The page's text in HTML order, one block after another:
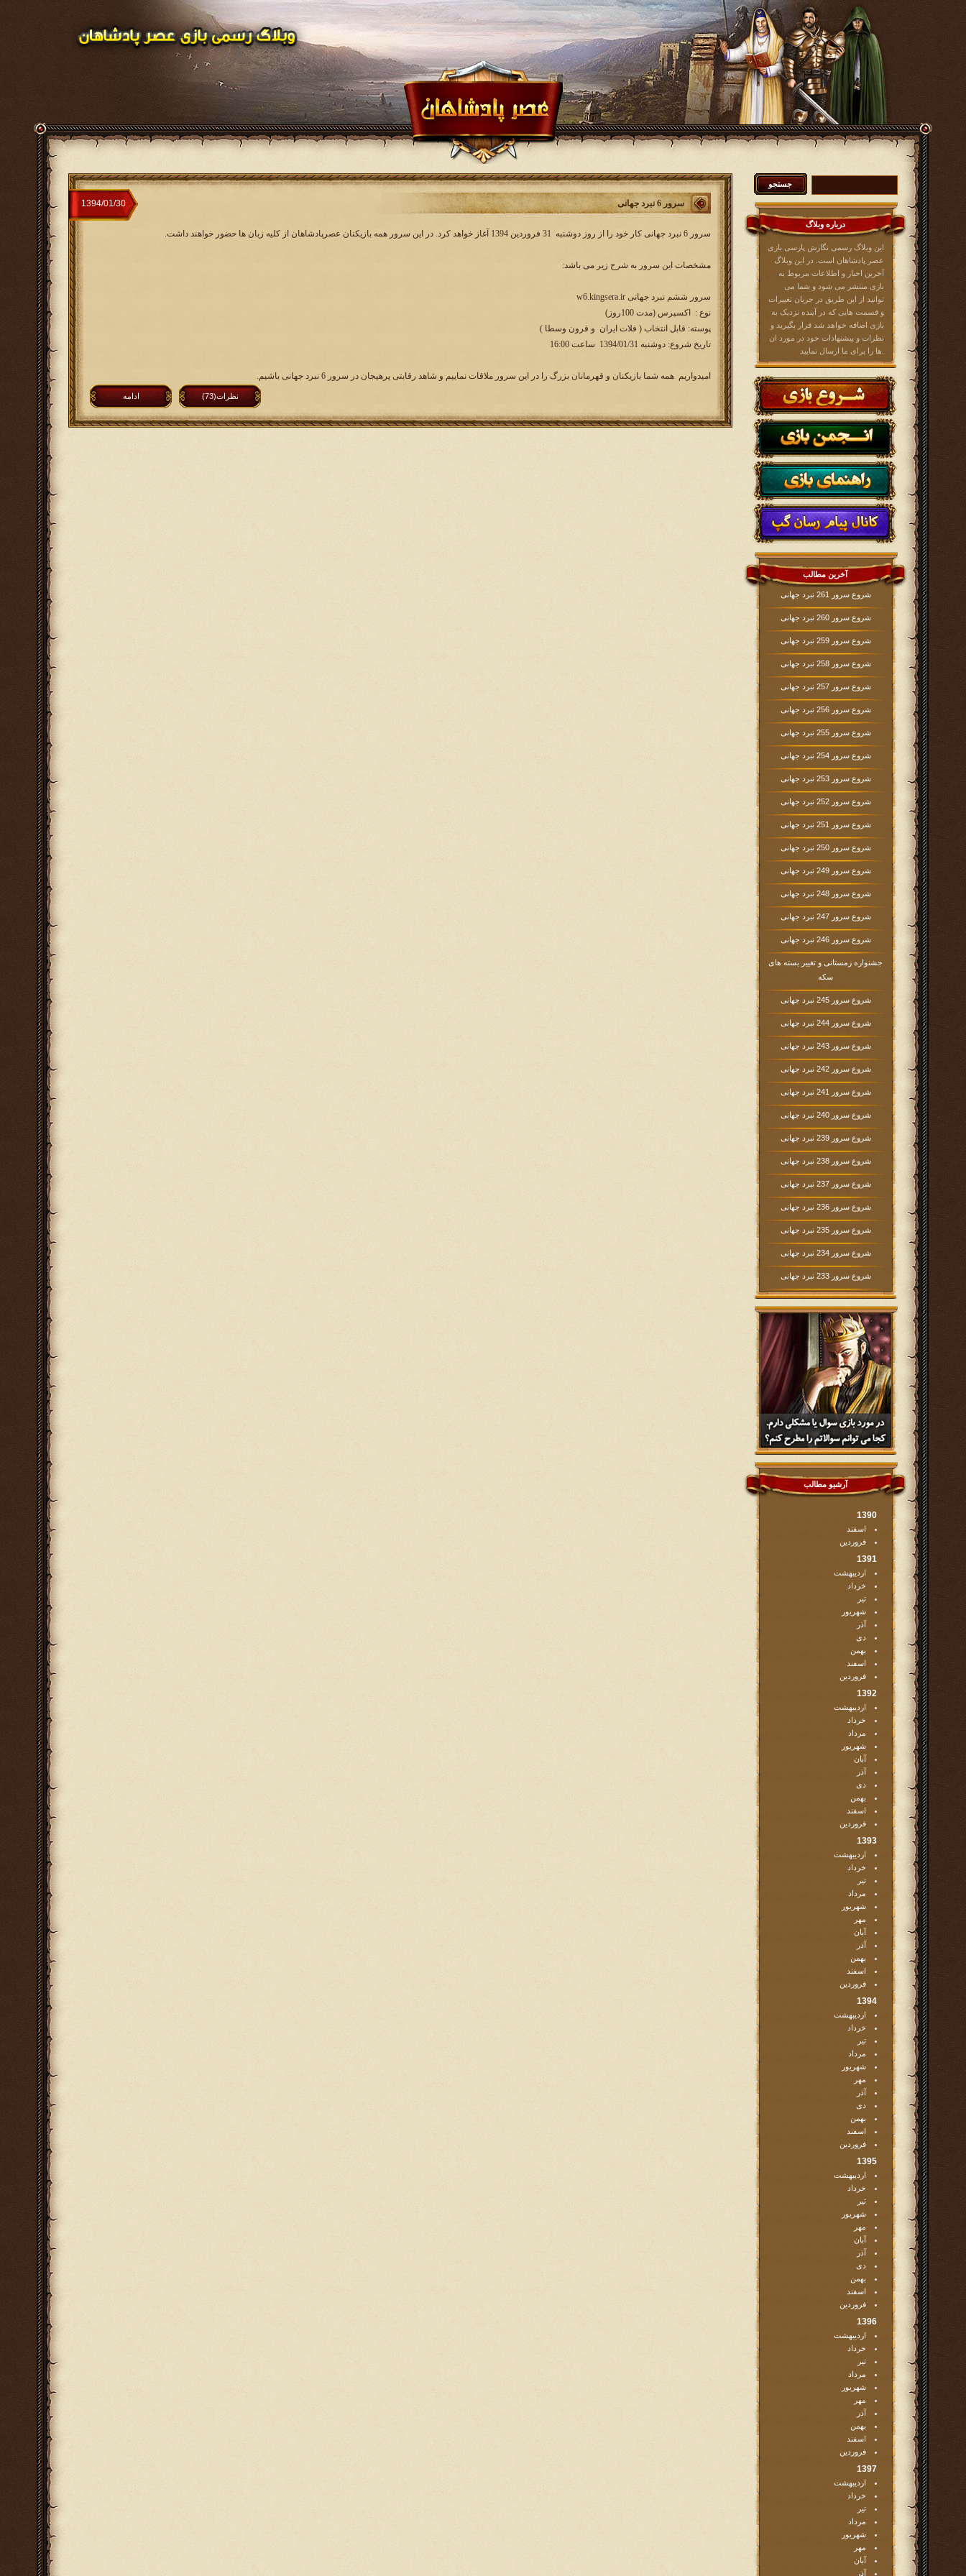
درباره وبلاگ
این وبلاگ رسمی نگارش پارسی بازی
عصر پادشاهان است. در این وبلاگ
آخرین اخبار و اطلاعات مربوط به
بازی منتشر می شود و شما می
توانید از این طریق در جریان تغییرات
و قسمت هایی که در آینده نزدیک به
بازی اضافه خواهد شد قرار بگیرید و
نظرات و پیشنهادات خود در مورد ان
آخرین مطالب
شروع سرور 261 نبرد جهانی
شروع سرور 260 نبرد جهانی
شروع سرور 259 نبرد جهانی
شروع سرور 258 نبرد جهانی
شروع سرور 257 نبرد جهانی
شروع سرور 256 نبرد جهانی
شروع سرور 255 نبرد جهانی
شروع سرور 254 نبرد جهانی
شروع سرور 253 نبرد جهانی
شروع سرور 252 نبرد جهانی
شروع سرور 251 نبرد جهانی
شروع سرور 250 نبرد جهانی
شروع سرور 249 نبرد جهانی
شروع سرور 248 نبرد جهانی
شروع سرور 247 نبرد جهانی
شروع سرور 246 نبرد جهانی
جشنواره زمستانی و تغییر بسته های
سکه
شروع سرور 245 نبرد جهانی
شروع سرور 244 نبرد جهانی
شروع سرور 243 نبرد جهانی
شروع سرور 242 نبرد جهانی
شروع سرور 241 نبرد جهانی
شروع سرور 240 نبرد جهانی
شروع سرور 239 نبرد جهانی
شروع سرور 238 نبرد جهانی
شروع سرور 237 نبرد جهانی
شروع سرور 236 نبرد جهانی
شروع سرور 235 نبرد جهانی
شروع سرور 234 نبرد جهانی
شروع سرور 233 نبرد جهانی
آرشیو مطالب
1390
اسفند
فروردین
1391
اردیبهشت
خرداد
تیر
شهریور
آذر
دی
بهمن
اسفند
فروردین
1392
اردیبهشت
خرداد
مرداد
شهریور
آبان
آذر
دی
بهمن
اسفند
فروردین
1393
اردیبهشت
خرداد
تیر
مرداد
شهریور
مهر
آبان
آذر
بهمن
اسفند
فروردین
1394
اردیبهشت
خرداد
تیر
مرداد
شهریور
مهر
آذر
دی
بهمن
اسفند
فروردین
1395
اردیبهشت
خرداد
تیر
شهریور
مهر
آبان
آذر
دی
بهمن
اسفند
فروردین
1396
اردیبهشت
خرداد
تیر
مرداد
شهریور
مهر
آذر
بهمن
اسفند
فروردین
1397
اردیبهشت
خرداد
تیر
مرداد
شهریور
مهر
آبان
آذر
سرور 6 نبرد جهانی ‏1394/01/30
سرور 6 نبرد جهانی کار خود را از روز دوشنبه 31 فروردین 1394 آغاز خواهد کرد. در این سرور همه بازیکنان عصرپادشاهان از کلیه زبان ها حضور خواهند داشت.
مشخصات این سرور به شرح زیر می باشد:
سرور ششم نبرد جهانی w6.kingsera.ir
نوع : اکسپرس (مدت 100روز)
پوسته: قابل انتخاب ( فلات ایران و قرون وسطا )
تاریخ شروع: دوشنبه 1394/01/31 ساعت 16:00
امیدواریم همه شما بازیکنان و قهرمانان بزرگ را در این سرور ملاقات نماییم و شاهد رقابتی پرهیجان در سرور 6 نبرد جهانی باشیم.
ادامه نظرات(73)